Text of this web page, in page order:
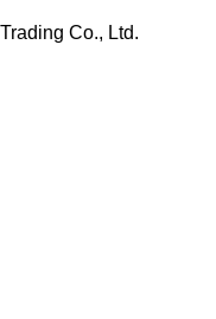
Co., Ltd.